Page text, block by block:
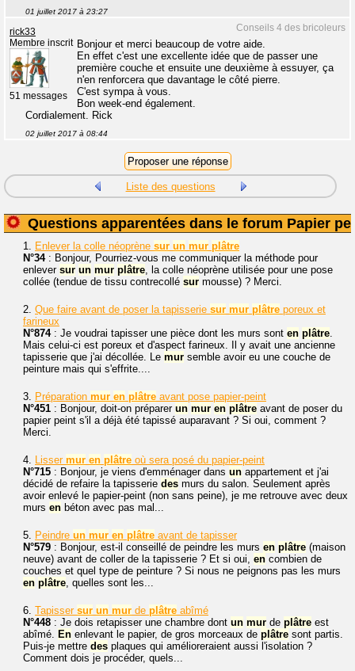
01 juillet 2017 à 23:27
Conseils 4 des bricoleurs
rick33
Membre inscrit
51 messages
Bonjour et merci beaucoup de votre aide.
En effet c'est une excellente idée que de passer une
première couche et ensuite une deuxième à essuyer, ça
n'en renforcera que davantage le côté pierre.
C'est sympa à vous.
Bon week-end également.
Cordialement. Rick
02 juillet 2017 à 08:44
Liste des questions
Questions apparentées dans le forum Papier
1. Enlever la colle néoprène sur un mur plâtre
N°34: Bonjour, Pourriez-vous me communiquer la méthode pour
enlever sur un mur plâtre, la colle néoprène utilisée pour une pose
collée (tendue de tissu contrecollé sur mousse) ? Merci.
2. Que faire avant de poser la tapisserie sur mur plâtre poreux et
farineux
N°874: Je voudrai tapisser une pièce dont les murs sont en plâtre.
Mais celui-ci est poreux et d'aspect farineux. Il y avait une ancienne
tapisserie que j'ai décollée. Le mur semble avoir eu une couche de
peinture mais qui s'effrite....
3. Préparation mur en plâtre avant pose papier-peint
N°451 : Bonjour, doit-on préparer un mur en plâtre avant de poser du
papier peint s'il a déjà été tapissé auparavant ? Si oui, comment ?
Merci.
4. Lisser mur en plâtre où sera posé du papier-peint
N°715 : Bonjour, je viens d'emménager dans un appartement et j'ai
décidé de refaire la tapisserie des murs du salon. Seulement après
avoir enlevé le papier-peint (non sans peine), je me retrouve avec deux
murs en béton avec pas mal...
5. Peindre un mur en plâtre avant de tapisser
N°579 : Bonjour, est-il conseillé de peindre les murs en plâtre (maison
neuve) avant de coller de la tapisserie ? Et si oui, en combien de
couches et quel type de peinture ? Si nous ne peignons pas les murs
en plâtre, quelles sont les...
6. Tapisser sur un mur de plâtre abîmé
N°448 : Je dois retapisser une chambre dont un mur de plâtre est
abîmé. En enlevant le papier, de gros morceaux de plâtre sont partis.
Puis-je mettre des plaques qui amélioreraient aussi l'isolation ?
Comment dois je procéder, quels...